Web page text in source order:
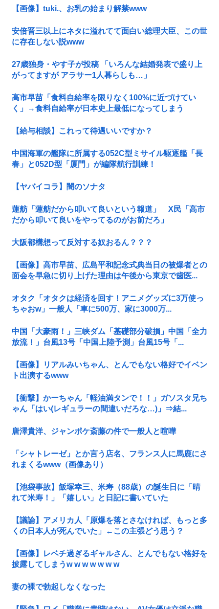
【画像】tuki.、お乳の始まり解禁www
安倍晋三以上にネタに溢れてて面白い総理大臣、この世
に存在しない説www
27歳独身・やす子が投稿 「いろんな結婚発表で盛り上
がってますが アラサー1人暮らしも…」
高市早苗「食料自給率を限りなく100%に近づけてい
く」→食料自給率が日本史上最低になってしまう
【給与相談】これって待遇いいですか？
中国海軍の艦隊に所属する052C型ミサイル駆逐艦「長
春」と052D型「厦門」が編隊航行訓練！
【ヤバイコラ】闇のソナタ
蓮舫「蓮舫だから叩いて良いという報道」 X民「高市
だから叩いて良いをやってるのがお前だろ」
大阪都構想って反対する奴おるん？？？
【画像】高市早苗、広島平和記念式典当日の被爆者との
面会を早急に切り上げた理由は午後から東京で歯医...
オタク「オタクは経済を回す！アニメグッズに3万使っ
ちゃおw」一般人「車に500万、家に3000万...
中国「大豪雨！」三峡ダム「基礎部分破損」中国「全力
放流！」台風13号「中国上陸予測」台風15号「...
【画像】リアルみいちゃん、とんでもない格好でイベン
ト出演するwww
【衝撃】かーちゃん「軽油満タンで！！」ガソスタ兄ち
ゃん「はい(レギュラーの間違いだろな…)」⇒結...
唐澤貴洋、ジャンポケ斎藤の件で一般人と喧嘩
「シャトレーゼ」とか言う店名、フランス人に馬鹿にさ
れまくるwww（画像あり）
【池袋事故】飯塚幸三、米寿（88歳）の誕生日に「晴
れて米寿！」「嬉しい」と日記に書いていた
【議論】アメリカ人「原爆を落とさなければ、もっと多
くの日本人が死んでいた」←この主張どう思う？
【画像】レベチ過ぎるギャルさん、とんでもない格好を
披露してしまうw w w w w w w
妻の裸で勃起しなくなった